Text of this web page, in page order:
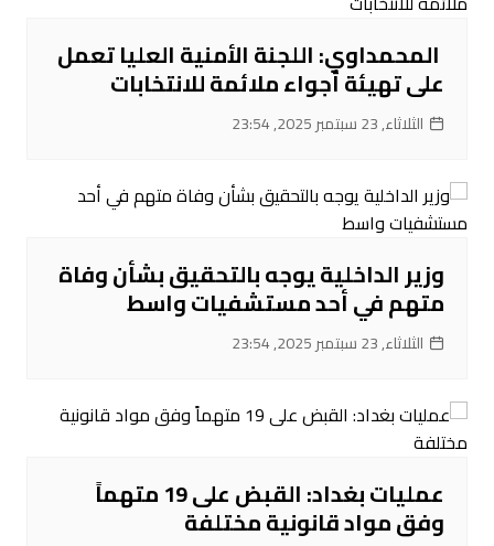
‌ المحمداوي: اللجنة الأمنية العليا تعمل
على تهيئة أجواء ملائمة للانتخابات
الثلاثاء, 23 سبتمبر 2025, 23:54
‌وزير الداخلية يوجه بالتحقيق بشأن وفاة
متهم في أحد مستشفيات واسط
الثلاثاء, 23 سبتمبر 2025, 23:54
عمليات بغداد: القبض على 19 متهماً
وفق مواد قانونية مختلفة